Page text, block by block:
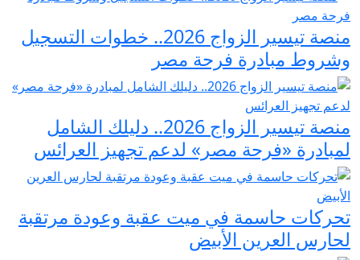
منصة تيسير الزواج 2026.. خطوات التسجيل
وشروط مبادرة فرحة مصر
منصة تيسير الزواج 2026.. دليلك الشامل
لمبادرة «فرحة مصر» لدعم تجهيز العرائس
تحركات حاسمة في ميت عقبة وعودة مرتقبة
لحارس العرين الأبيض